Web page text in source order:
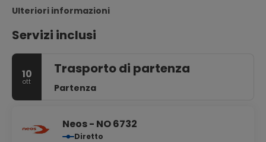
Ulteriori informazioni
Servizi inclusi
10
ott
Trasporto di partenza
Partenza
Neos - NO 6732
Diretto